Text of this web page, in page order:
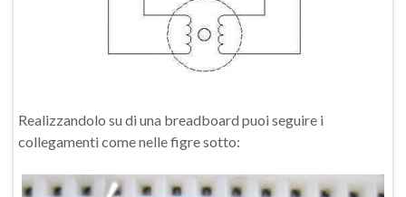
Realizzandolo su di una breadboard puoi seguire i
collegamenti come nelle figre sotto: